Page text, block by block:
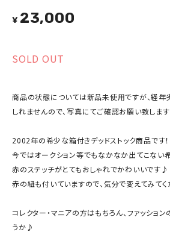
¥ 23,000
SOLD OUT
商品の状態については新品未使用ですが、経年
しれませんので、写真にてご確認お願い致しま
2002年の希少な箱付きデッドストック商品です！
今ではオークション等でもなかなか出てこない希
赤のステッチがとてもおしゃれでかわいいです♪
赤の紐も付いていますので、気分で変えてみて
コレクター・マニアの方はもちろん、ファッショ
うか♪